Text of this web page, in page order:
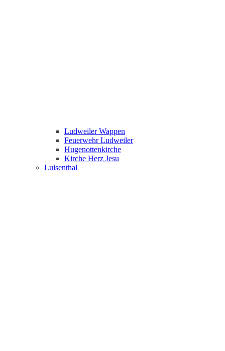
Ludweiler Wappen
Feuerwehr Ludweiler
Hugenottenkirche
Kirche Herz Jesu
Luisenthal